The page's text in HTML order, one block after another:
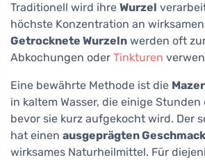
Traditionell wird ihre Wurzel
höchste Konzentration an
Getrocknete Wurzeln werden oft
Abkochungen oder Tinkturen
Eine bewährte Methode ist die
in kaltem Wasser, die einige
bevor sie kurz aufgekocht wird. Der
hat einen ausgeprägten Geschmack
wirksames Naturheilmittel. Für